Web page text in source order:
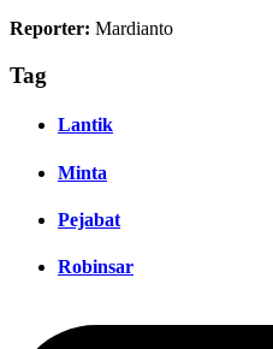
Reporter: Mardianto
Tag
Lantik
Minta
Pejabat
Robinsar